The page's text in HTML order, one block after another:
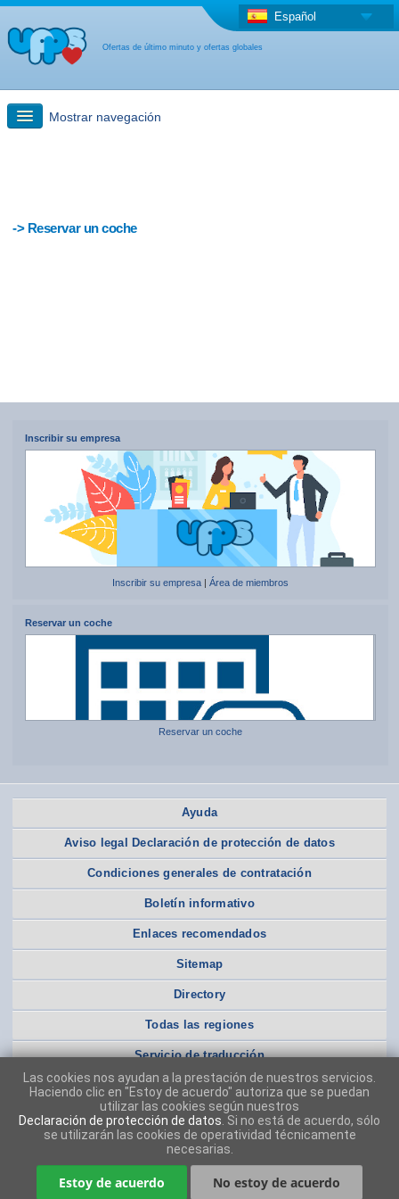
Ofertas de último minuto y ofertas globales
Español
Mostrar navegación
-> Reservar un coche
Inscribir su empresa
Inscribir su empresa| Área de miembros
Reservar un coche
Reservar un coche
Ayuda
Aviso legal Declaración de protección de datos
Condiciones generales de contratación
Boletín informativo
Enlaces recomendados
Sitemap
Directory
Todas las regiones
Servicio de traducción
Las cookies nos ayudan a la prestación de nuestros servicios.
Haciendo clic en "Estoy de acuerdo" autoriza que se puedan
utilizar las cookies según nuestros
Declaración de protección de datos . Si no está de acuerdo, sólo
se utilizarán las cookies de operatividad técnicamente
necesarias.